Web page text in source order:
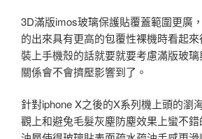
3D滿版imos玻璃保護貼覆蓋範圍更廣
的出來具有更高的包覆性裸機時看起
裝上手機殼的話就要就要考慮滿版玻
關係會不會擠壓影響到了。
針對iphone X之後的X系列機上頭的瀏
觀上和避兔毛髮灰塵防塵效果上蠻不